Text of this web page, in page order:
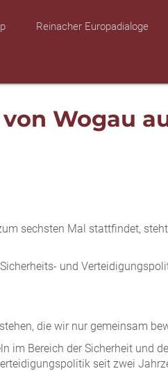
Reinacher Europadialoge
Wogau
sechsten Mal stattfindet,
und
die wir nur gemeinsam
im Bereich der Sicherheit und
seit zwei